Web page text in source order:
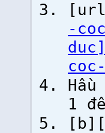
-
1